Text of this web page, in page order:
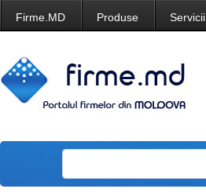
Firme.MD Produse Servicii